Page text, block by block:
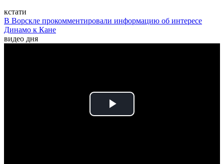
кстати
В Ворскле прокомментировали информацию об интересе
Динамо к Кане
видео дня
Play